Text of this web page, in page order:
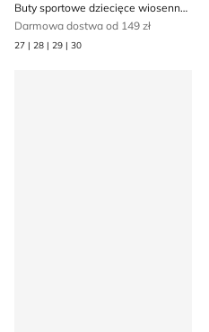
Buty sportowe dziecięce wiosenne Star Wars
Darmowa dostwa od 149 zł
27 | 28 | 29 | 30